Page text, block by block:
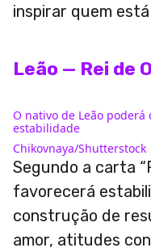
inspirar quem
Leão — Rei de
O nativo de Leão
estabilidade
Chikovnaya/Shutterstock
Segundo a carta
favorecerá
construção de
amor, atitudes